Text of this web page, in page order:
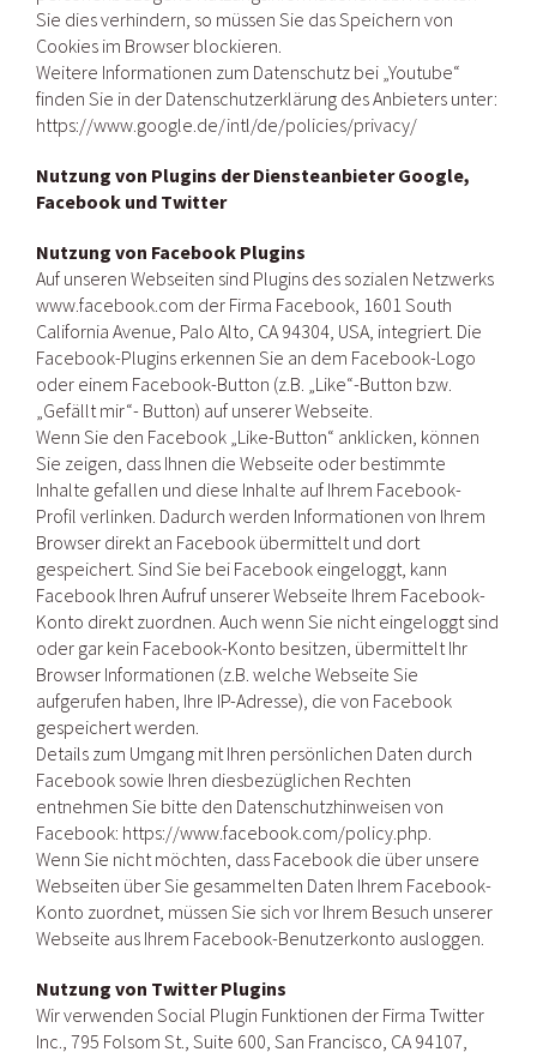
Sie dies verhindern, so müssen Sie das Speichern von
Cookies im Browser blockieren.
Weitere Informationen zum Datenschutz bei „Youtube“
finden Sie in der Datenschutzerklärung des Anbieters unter:
https://www.google.de/intl/de/policies/privacy/
Nutzung von Plugins der Diensteanbieter Google,
Facebook und Twitter
Nutzung von Facebook Plugins
Auf unseren Webseiten sind Plugins des sozialen Netzwerks
www.facebook.com der Firma Facebook, 1601 South
California Avenue, Palo Alto, CA 94304, USA, integriert. Die
Facebook-Plugins erkennen Sie an dem Facebook-Logo
oder einem Facebook-Button (z.B. „Like“-Button bzw.
„Gefällt mir“- Button) auf unserer Webseite.
Wenn Sie den Facebook „Like-Button“ anklicken, können
Sie zeigen, dass Ihnen die Webseite oder bestimmte
Inhalte gefallen und diese Inhalte auf Ihrem Facebook-
Profil verlinken. Dadurch werden Informationen von Ihrem
Browser direkt an Facebook übermittelt und dort
gespeichert. Sind Sie bei Facebook eingeloggt, kann
Facebook Ihren Aufruf unserer Webseite Ihrem Facebook-
Konto direkt zuordnen. Auch wenn Sie nicht eingeloggt sind
oder gar kein Facebook-Konto besitzen, übermittelt Ihr
Browser Informationen (z.B. welche Webseite Sie
aufgerufen haben, Ihre IP-Adresse), die von Facebook
gespeichert werden.
Details zum Umgang mit Ihren persönlichen Daten durch
Facebook sowie Ihren diesbezüglichen Rechten
entnehmen Sie bitte den Datenschutzhinweisen von
Facebook: https://www.facebook.com/policy.php.
Wenn Sie nicht möchten, dass Facebook die über unsere
Webseiten über Sie gesammelten Daten Ihrem Facebook-
Konto zuordnet, müssen Sie sich vor Ihrem Besuch unserer
Webseite aus Ihrem Facebook-Benutzerkonto ausloggen.
Nutzung von Twitter Plugins
Wir verwenden Social Plugin Funktionen der Firma Twitter
Inc., 795 Folsom St., Suite 600, San Francisco, CA 94107,